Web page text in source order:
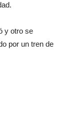
y otro se
por un tren de